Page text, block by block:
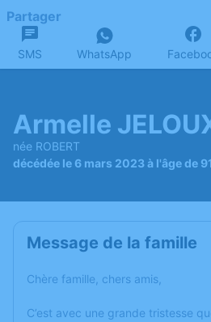
Partager
SMS WhatsApp
Armelle
née ROBERT
décédée le 6 mars 2023 à l'âge de
Message de la famille
Chère famille, chers amis,
C’est avec une grande tristesse